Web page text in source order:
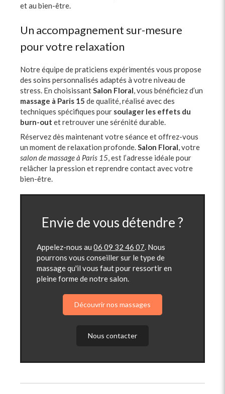
et au bien-être.
Un accompagnement sur-mesure
pour votre relaxation
Notre équipe de praticiens expérimentés vous propose
des soins personnalisés adaptés à votre niveau de
stress. En choisissantSalon Floral, vous bénéficiez d’un
massage à Paris 15 de qualité, réalisé avec des
techniques spécifiques pour soulager les effets du
burn-out et retrouver une sérénité durable.
Réservez dès maintenant votre séance et offrez-vous
un moment de relaxation profonde.Salon Floral, votre
salon de massage à Paris 15, est l’adresse idéale pour
relâcher la pression et reprendre contact avec votre
bien-être.
Envie de vous détendre ?
Appelez-nous au 06 09 32 46 07. Nous
pourrons vous conseiller sur le type de
massage qu'il vous faut pour ressortir en
pleine forme de notre salon.
Découvrir nos massages
Nous contacter